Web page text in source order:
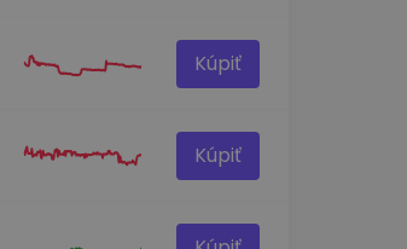
Kúpiť
Kúpiť